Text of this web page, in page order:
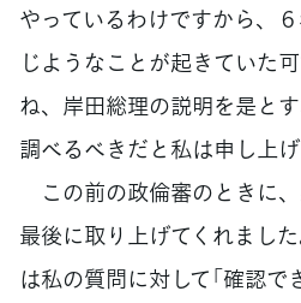
やっているわけですから、
じようなことが起きていた
ね、岸田総理の説明を是と
調べるべきだと私は申し上げ
この前の政倫審のときに
最後に取り上げてくれました
は私の質問に対して「確認